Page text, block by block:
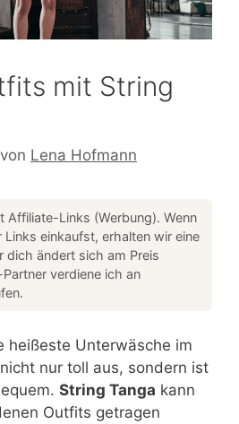
mit String
von Lena Hofmann
Affiliate-Links (Werbung). Wenn
Links einkaufst, erhalten wir eine
dich ändert sich am Preis
verdiene ich an
heißeste Unterwäsche im
nur toll aus, sondern ist
String Tanga kann
Outfits getragen